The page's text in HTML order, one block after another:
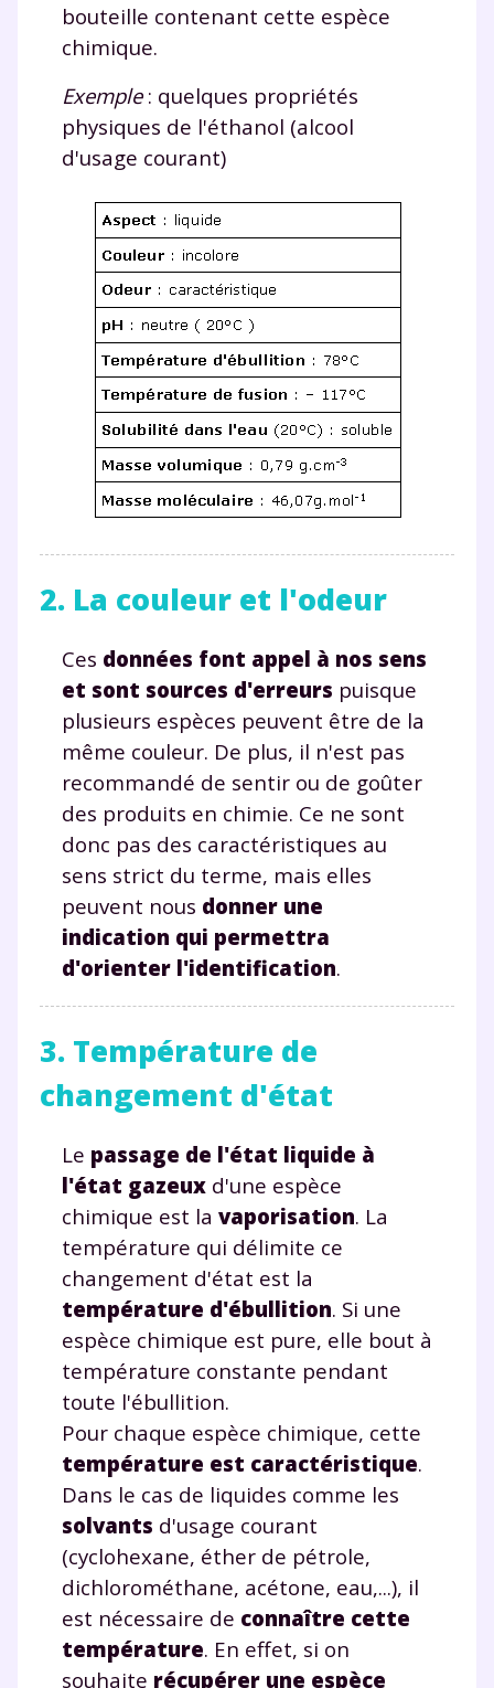
bouteille contenant cette espèce
chimique.
Exemple: quelques propriétés
physiques de l'éthanol (alcool
d'usage courant)
2. La couleur et l'odeur
Ces données font appel à nos sens
et sont sources d'erreurs puisque
plusieurs espèces peuvent être de la
même couleur. De plus, il n'est pas
recommandé de sentir ou de goûter
des produits en chimie. Ce ne sont
donc pas des caractéristiques au
sens strict du terme, mais elles
peuvent nous donner une
indication qui permettra
d'orienter l'identification.
3. Température de
changement d'état
Le passage de l'état liquide à
l'état gazeux d'une espèce
chimique est la vaporisation. La
température qui délimite ce
changement d'état est la
température d'ébullition. Si une
espèce chimique est pure, elle bout à
température constante pendant
toute l'ébullition.
Pour chaque espèce chimique, cette
température est caractéristique.
Dans le cas de liquides comme les
solvants d'usage courant
(cyclohexane, éther de pétrole,
dichlorométhane, acétone, eau,...), il
est nécessaire de connaître cette
température. En effet, si on
souhaite récupérer une espèce